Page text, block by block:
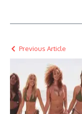
Previous Article